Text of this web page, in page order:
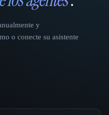
y
o conecte su asistente